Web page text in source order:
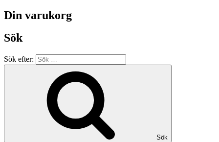
Din varukorg
Sök
Sök efter:
Sök